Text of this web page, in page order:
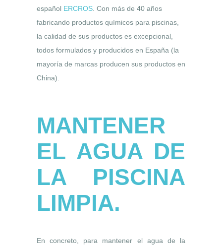
español ERCROS . Con más de 40 años
fabricando productos químicos para piscinas,
la calidad de sus productos es excepcional,
todos formulados y producidos en España (la
mayoría de marcas producen sus productos en
China).
MANTENER
EL AGUA DE
LA PISCINA
LIMPIA.
En concreto, para mantener el agua de la